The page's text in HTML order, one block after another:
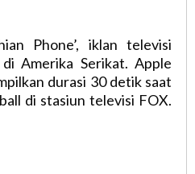
Phone’, iklan televisi
Amerika Serikat. Apple
durasi 30 detik saat
di stasiun televisi FOX.